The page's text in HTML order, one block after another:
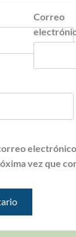
Correo
vez que